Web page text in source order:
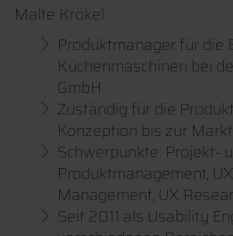
Malte Krökel
Produktmanager für die
Küchenmaschinen bei
GmbH
Zuständig für die
Konzeption bis zur
Schwerpunkte: Projekt-
Produktmanagement,
Management, UX
Seit 2011 als Usability